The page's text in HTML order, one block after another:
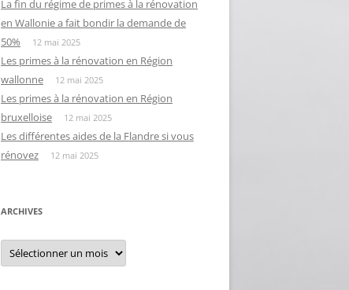
La fin du régime de primes à la rénovation
en Wallonie a fait bondir la demande de
50%
12 mai 2025
Les primes à la rénovation en Région
wallonne
12 mai 2025
Les primes à la rénovation en Région
bruxelloise
12 mai 2025
Les différentes aides de la Flandre si vous
rénovez
12 mai 2025
ARCHIVES
Archives